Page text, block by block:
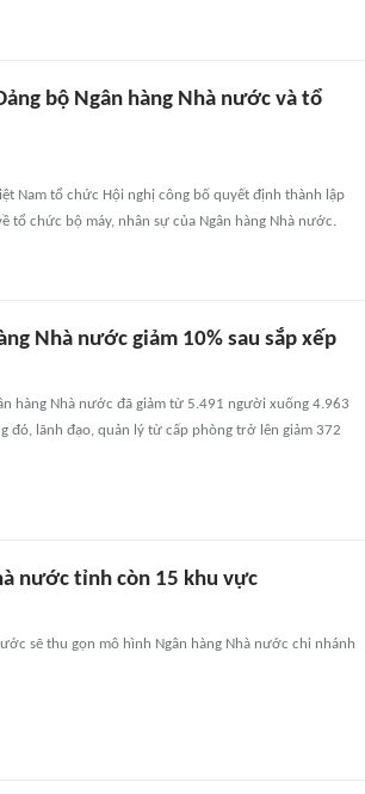
bộ Ngân hàng Nhà nước và tổ
Nam tổ chức Hội nghị công bố quyết định thành lập
tổ chức bộ máy, nhân sự của Ngân hàng Nhà nước.
Nhà nước giảm 10% sau sắp xếp
hàng Nhà nước đã giảm từ 5.491 người xuống 4.963
lãnh đạo, quản lý từ cấp phòng trở lên giảm 372
nước tỉnh còn 15 khu vực
sẽ thu gọn mô hình Ngân hàng Nhà nước chi nhánh